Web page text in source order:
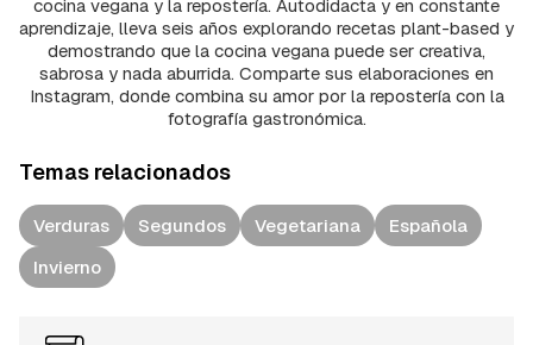
cocina vegana y la repostería. Autodidacta y en constante
aprendizaje, lleva seis años explorando recetas plant-based y
demostrando que la cocina vegana puede ser creativa,
sabrosa y nada aburrida. Comparte sus elaboraciones en
Instagram, donde combina su amor por la repostería con la
fotografía gastronómica.
Temas relacionados
Verduras Segundos Vegetariana
Española
Invierno